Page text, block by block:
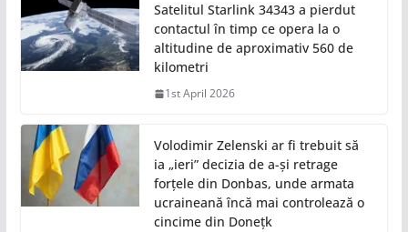
Satelitul Starlink 34343 a pierdut
contactul în timp ce opera la o
altitudine de aproximativ 560 de
kilometri
1st April 2026
Volodimir Zelenski ar fi trebuit să
ia „ieri” decizia de a-și retrage
forțele din Donbas, unde armata
ucraineană încă mai controlează o
cincime din Donețk